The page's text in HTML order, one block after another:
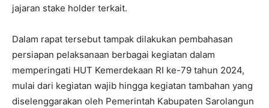
jajaran stake holder terkait.
Dalam rapat tersebut tampak dilakukan pembahasan
persiapan pelaksanaan berbagai kegiatan dalam
memperingati HUT Kemerdekaan RI ke-79 tahun 2024,
mulai dari kegiatan wajib hingga kegiatan tambahan yang
diselenggarakan oleh Pemerintah Kabupaten Sarolangun